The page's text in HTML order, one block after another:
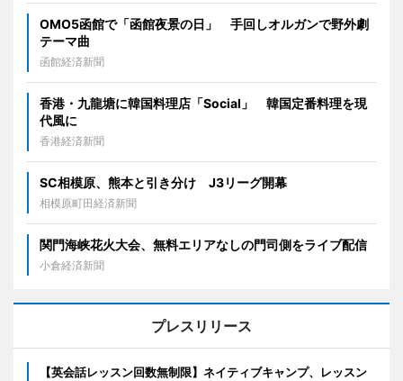
OMO5函館で「函館夜景の日」 手回しオルガンで野外劇
テーマ曲
函館経済新聞
香港・九龍塘に韓国料理店「Social」 韓国定番料理を現
代風に
香港経済新聞
SC相模原、熊本と引き分け J3リーグ開幕
相模原町田経済新聞
関門海峡花火大会、無料エリアなしの門司側をライブ配信
小倉経済新聞
プレスリリース
【英会話レッスン回数無制限】ネイティブキャンプ、レッスン